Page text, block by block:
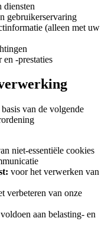
diensten
gebruikerservaring
(alleen met uw
en -prestaties
van de volgende
niet-essentiële cookies
voor het verwerken van
verbeteren van onze
aan belasting- en